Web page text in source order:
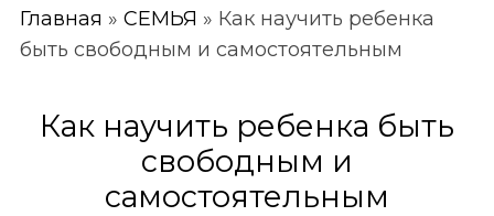
r
c
f
C
H
Главная » СЕМЬЯ » Как научить ребенка
быть свободным и самостоятельным
Как научить ребенка быть
свободным и
самостоятельным